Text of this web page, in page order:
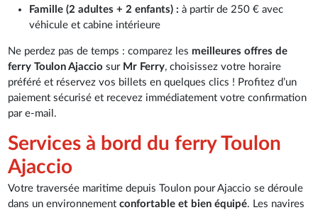
Famille (2 adultes + 2 enfants) : à partir de 250 € avec
véhicule et cabine intérieure
Ne perdez pas de temps : comparez les meilleures offres de
ferry Toulon Ajaccio sur Mr Ferry, choisissez votre horaire
préféré et réservez vos billets en quelques clics ! Profitez d’un
paiement sécurisé et recevez immédiatement votre confirmation
par e-mail.
Services à bord du ferry Toulon
Ajaccio
Votre traversée maritime depuis Toulon pour Ajaccio se déroule
dans un environnementconfortable et bien équipé. Les navires